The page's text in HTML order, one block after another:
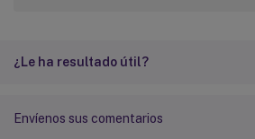
¿Le ha resultado útil?
Envíenos sus comentarios